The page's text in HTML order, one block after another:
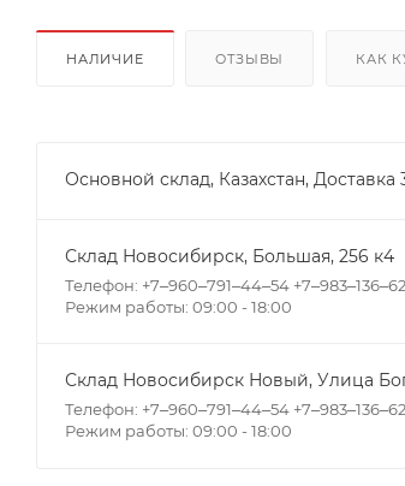
НАЛИЧИЕ ОТЗЫВЫ КАК
Основной склад, Казахстан, Доставка
Склад Новосибирск, ​Большая, 256 к4
Телефон: +7‒960‒791‒44‒54
Режим работы: 09:00 - 18:00
Склад Новосибирск Новый, ​Улица
Телефон: +7‒960‒791‒44‒54
Режим работы: 09:00 - 18:00